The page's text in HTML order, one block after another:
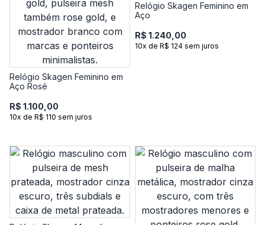
Relógio Skagen Feminino em
Aço Rosé
R$ 1.100,00
10x de R$ 110 sem juros
Relógio Skagen Feminino em
Aço
R$ 1.240,00
10x de R$ 124 sem juros